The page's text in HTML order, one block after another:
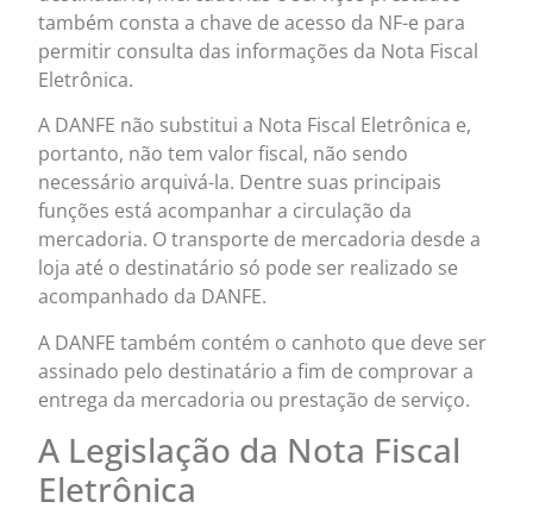
também consta a chave de acesso da NF-e para
permitir consulta das informações da Nota Fiscal
Eletrônica.
A DANFE não substitui a Nota Fiscal Eletrônica e,
portanto, não tem valor fiscal, não sendo
necessário arquivá-la. Dentre suas principais
funções está acompanhar a circulação da
mercadoria. O transporte de mercadoria desde a
loja até o destinatário só pode ser realizado se
acompanhado da DANFE.
A DANFE também contém o canhoto que deve ser
assinado pelo destinatário a fim de comprovar a
entrega da mercadoria ou prestação de serviço.
A Legislação da Nota Fiscal
Eletrônica